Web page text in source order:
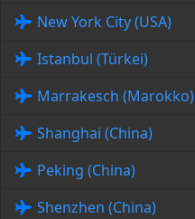
New York City (USA)
Istanbul (Türkei)
Marrakesch (Marokko)
Shanghai (China)
Peking (China)
Shenzhen (China)